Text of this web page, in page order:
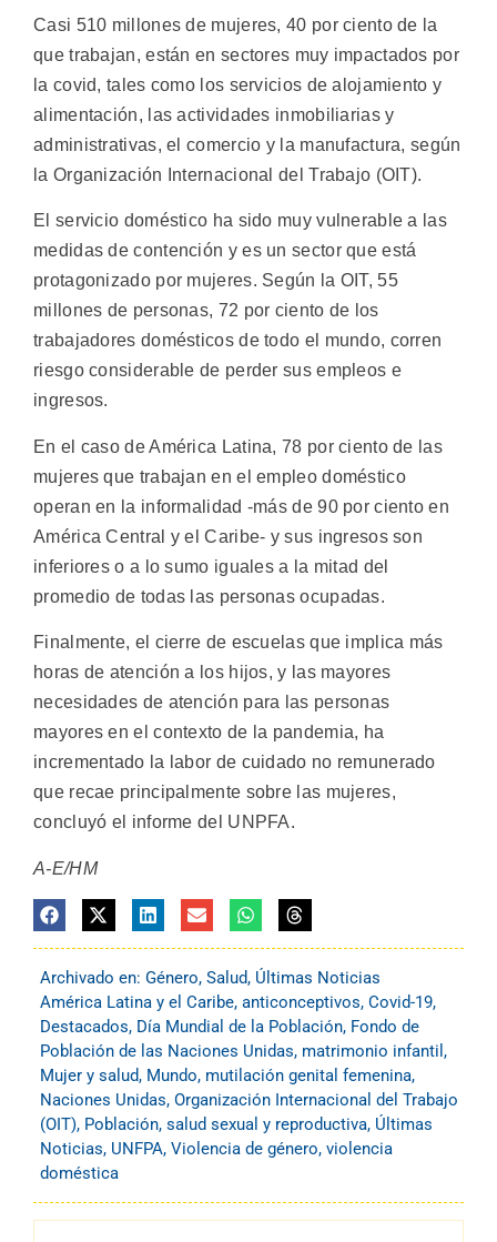
Casi 510 millones de mujeres, 40 por ciento de la
que trabajan, están en sectores muy impactados por
la covid, tales como los servicios de alojamiento y
alimentación, las actividades inmobiliarias y
administrativas, el comercio y la manufactura, según
la Organización Internacional del Trabajo (OIT).
El servicio doméstico ha sido muy vulnerable a las
medidas de contención y es un sector que está
protagonizado por mujeres. Según la OIT, 55
millones de personas, 72 por ciento de los
trabajadores domésticos de todo el mundo, corren
riesgo considerable de perder sus empleos e
ingresos.
En el caso de América Latina, 78 por ciento de las
mujeres que trabajan en el empleo doméstico
operan en la informalidad -más de 90 por ciento en
América Central y el Caribe- y sus ingresos son
inferiores o a lo sumo iguales a la mitad del
promedio de todas las personas ocupadas.
Finalmente, el cierre de escuelas que implica más
horas de atención a los hijos, y las mayores
necesidades de atención para las personas
mayores en el contexto de la pandemia, ha
incrementado la labor de cuidado no remunerado
que recae principalmente sobre las mujeres,
concluyó el informe del UNPFA.
A-E/HM
Archivado en: Género, Salud, Últimas Noticias
América Latina y el Caribe, anticonceptivos, Covid-19,
Destacados, Día Mundial de la Población, Fondo de
Población de las Naciones Unidas, matrimonio infantil ,
Mujer y salud, Mundo, mutilación genital femenina,
Naciones Unidas, Organización Internacional del Trabajo
(OIT), Población, salud sexual y reproductiva, Últimas
Noticias, UNFPA, Violencia de género, violencia
doméstica